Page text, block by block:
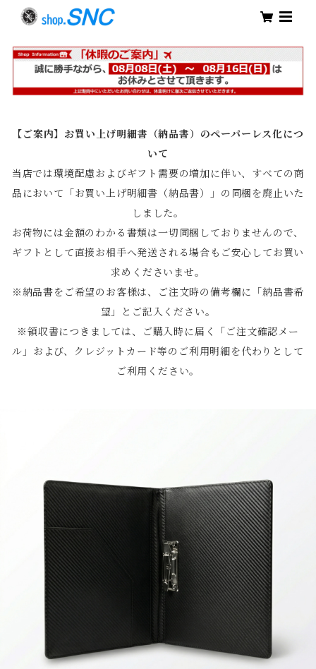
【ご案内】お買い上げ明細書（納品書）のペーパーレス化につ
いて
当店では環境配慮およびギフト需要の増加に伴い、すべての商
品において「お買い上げ明細書（納品書）」の同梱を廃止いた
しました。
お荷物には金額のわかる書類は一切同梱しておりませんので、
ギフトとして直接お相手へ発送される場合もご安心してお買い
求めくださいませ。
※納品書をご希望のお客様は、ご注文時の備考欄に「納品書希
望」とご記入ください。
※領収書につきましては、ご購入時に届く「ご注文確認メー
ル」および、クレジットカード等のご利用明細を代わりとして
ご利用ください。